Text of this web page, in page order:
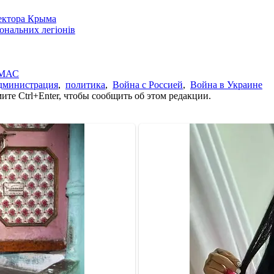
Крыма
легіонів
, политика, Война с Россией, Война в Украине
Ctrl+Enter, чтобы сообщить об этом редакции.